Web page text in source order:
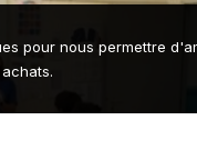
pour nous permettre